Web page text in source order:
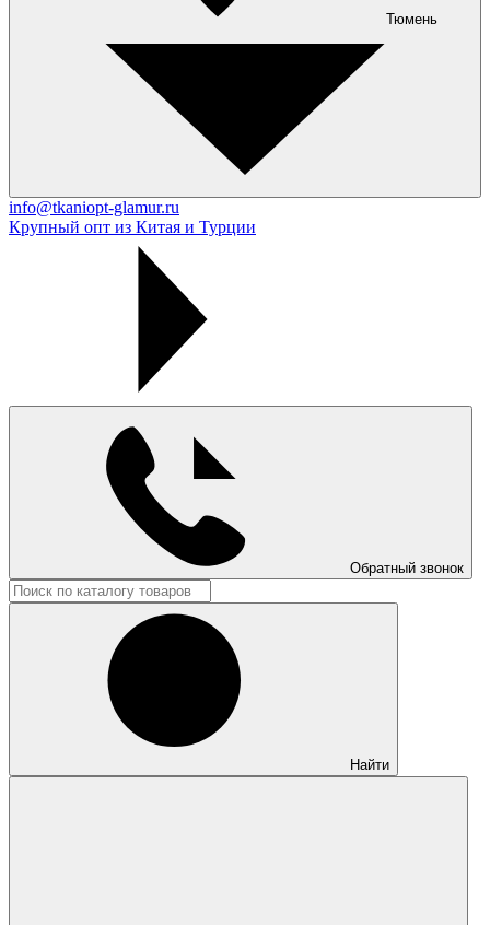
Тюмень
info@tkaniopt-glamur.ru
Крупный опт из Китая и Турции
Обратный звонок
Найти